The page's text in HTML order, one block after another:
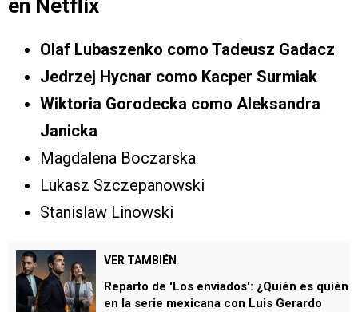
en Netflix
Olaf Lubaszenko como Tadeusz Gadacz
Jedrzej Hycnar como Kacper Surmiak
Wiktoria Gorodecka como Aleksandra
Janicka
Magdalena Boczarska
Lukasz Szczepanowski
Stanislaw Linowski
VER TAMBIÉN
Reparto de 'Los enviados': ¿Quién es quién
en la serie mexicana con Luis Gerardo